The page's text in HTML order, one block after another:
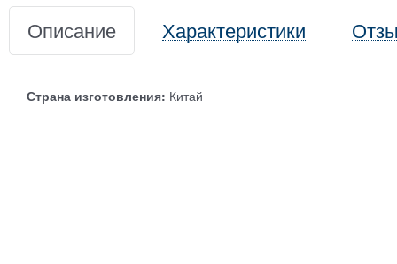
Описание Характеристики
Страна изготовления: Китай